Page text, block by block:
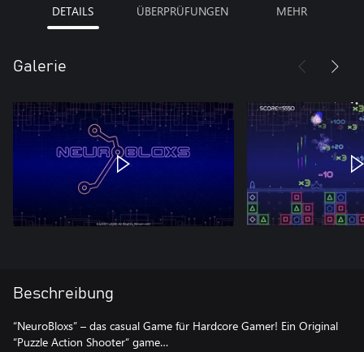
DETAILS ÜBERPRÜFUNGEN MEHR
Galerie
Beschreibung
“NeuroBloxs” – das casual Game für Hardcore Gamer! Ein Original
“Puzzle Action Shooter“ game…